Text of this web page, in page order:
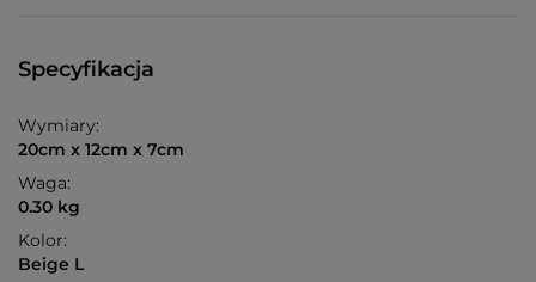
Specyfikacja
Wymiary:
20cm x 12cm x 7cm
Waga:
0.30 kg
Kolor:
Beige L